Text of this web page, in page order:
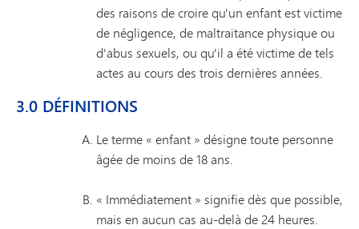
des raisons de croire qu'un enfant est victime
de négligence, de maltraitance physique ou
d'abus sexuels, ou qu'il a été victime de tels
actes au cours des trois dernières années.
3.0 DÉFINITIONS
Le terme « enfant » désigne toute personne
âgée de moins de 18 ans.
« Immédiatement » signifie dès que possible,
mais en aucun cas au-delà de 24 heures.